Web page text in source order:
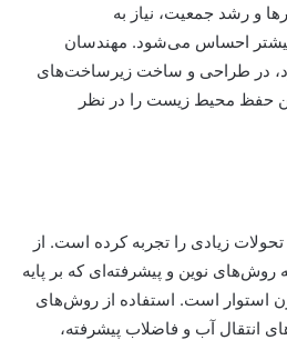
و رشد جمعیت، نیاز به
بیشتر احساس می‌شود. مهندسان
در طراحی و ساخت زیرساخت‌های
حفظ محیط زیست را در نظر
تحولات زیادی را تجربه کرده است. از
نوین و پیشرفته‌ای که بر پایه
استوار است. استفاده از روش‌های
آب و فاضلاب پیشرفته،